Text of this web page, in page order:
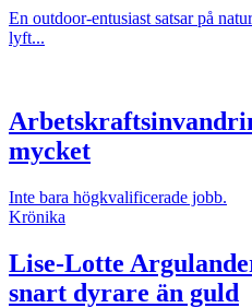
En outdoor-entusiast satsar på
lyft...
mycket
Inte bara högkvalificerade jobb.
Krönika
Lise-Lotte
snart dyrare än guld